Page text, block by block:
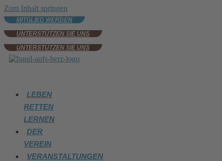
Zum Inhalt springen
MITGLIED WERDEN
UNTERSTÜTZEN SIE UNS
UNTERSTÜTZEN SIE UNS
LEBEN
RETTEN
LERNEN
DER
VEREIN
VERANSTALTUNGEN